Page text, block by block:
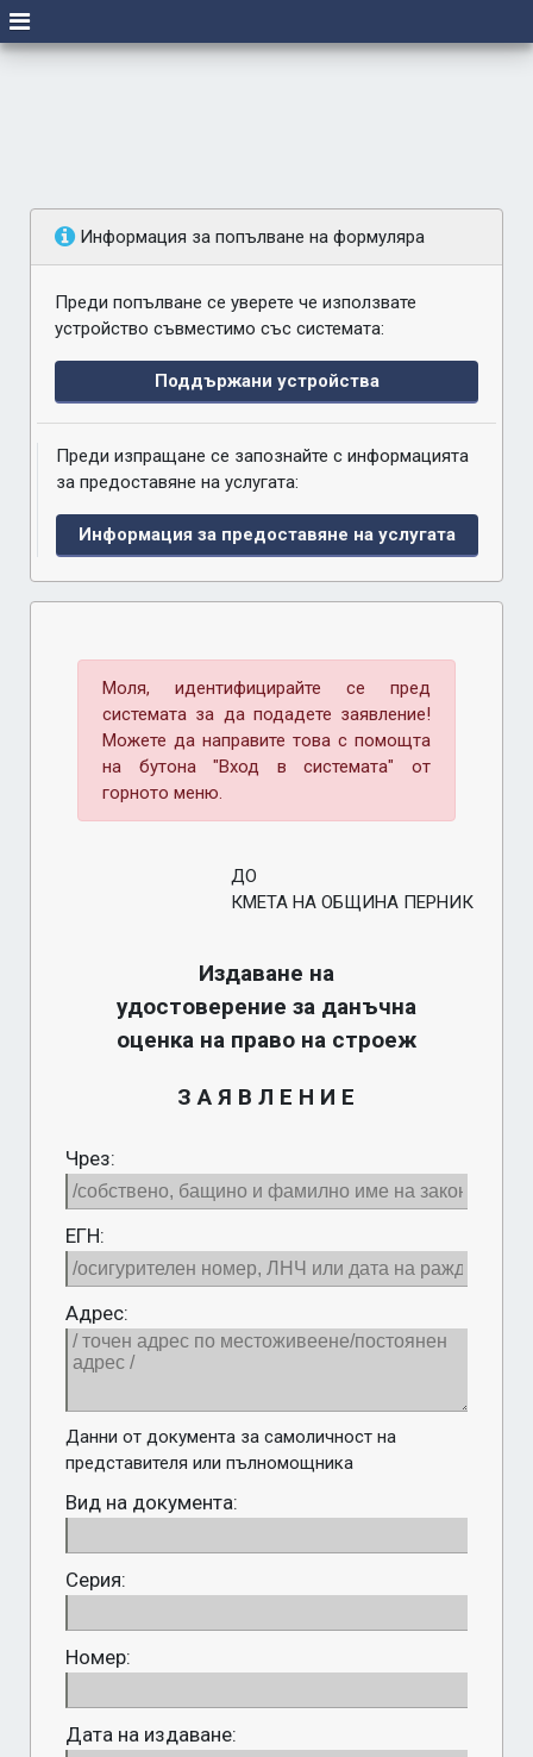
Информация за попълване на формуляра
Преди попълване се уверете че използвате
устройство съвместимо със системата:
Поддържани устройства
Преди изпращане се запознайте с информацията
за предоставяне на услугата:
Информация за предоставяне на услугата
Моля, идентифицирайте се пред
системата за да подадете заявление!
Можете да направите това с помощта
на бутона "Вход в системата" от
горното меню.
ДО
КМЕТА НА ОБЩИНА ПЕРНИК
Издаване на
удостоверение за данъчна
оценка на право на строеж
З А Я В Л Е Н И Е
Чрез:
ЕГН:
Aдрес:
Данни от документа за самоличност на
представителя или пълномощника
Вид на документа:
Серия:
Номер:
Дата на издаване: